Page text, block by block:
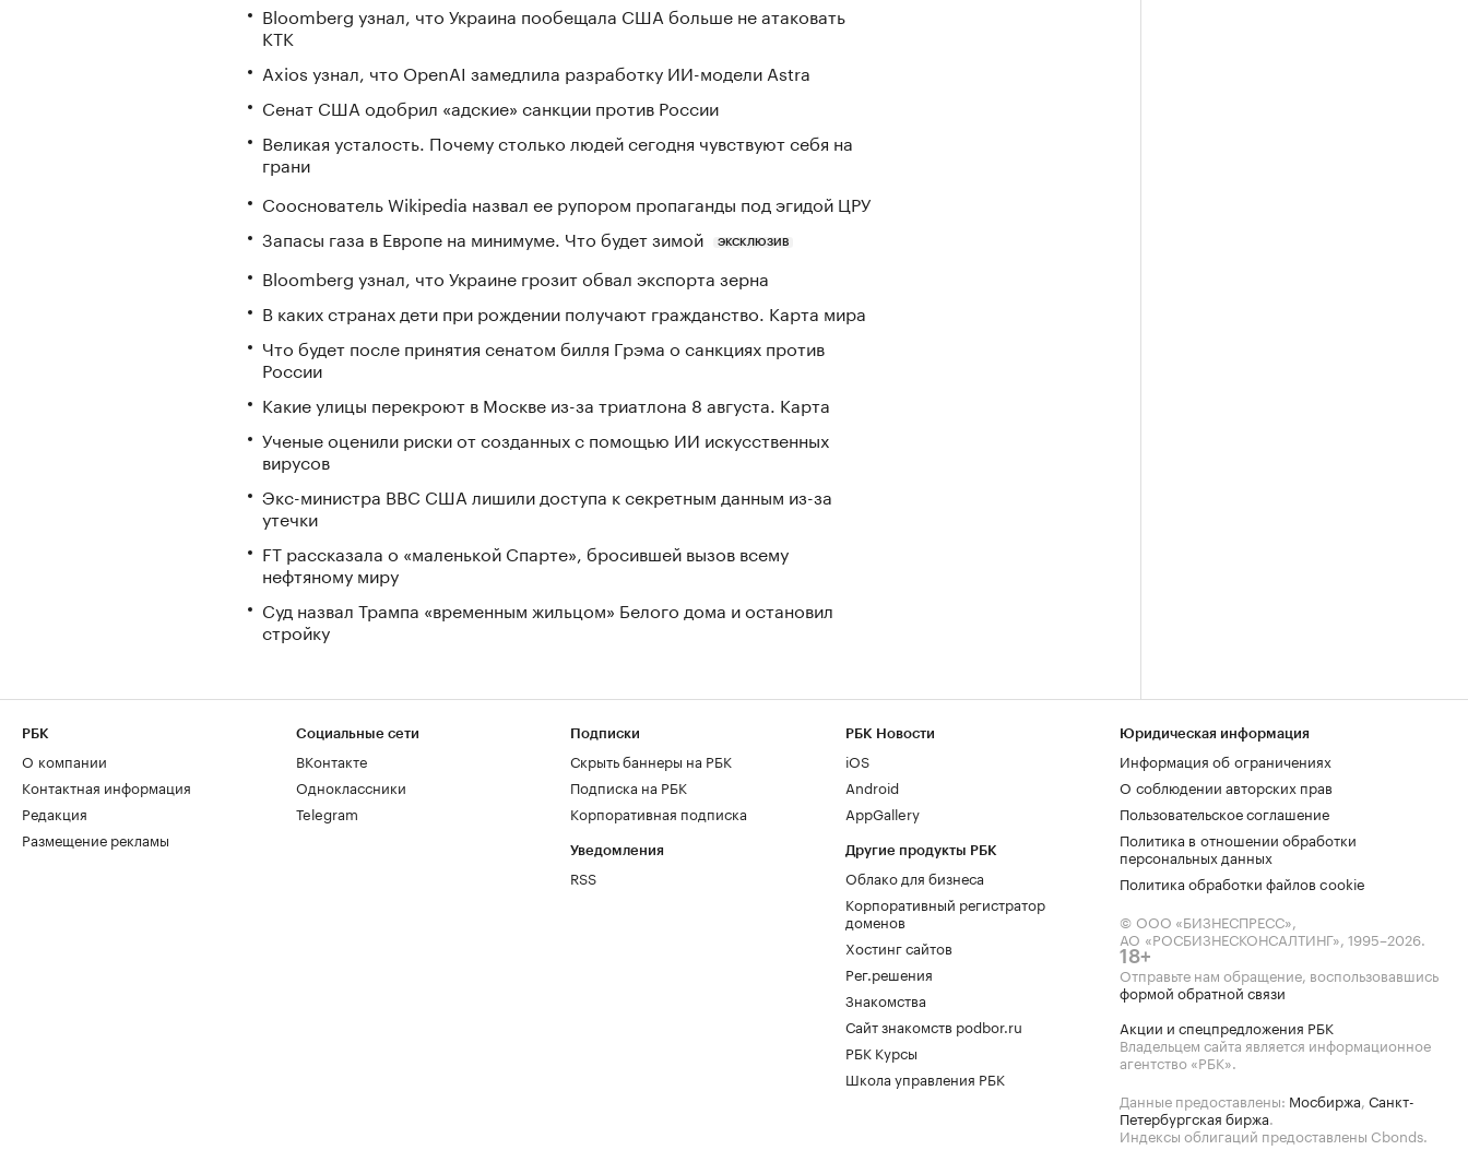
Bloomberg узнал, что Украина пообещала США больше не атаковать
КТК
Axios узнал, что OpenAI замедлила разработку ИИ-модели Astra
Сенат США одобрил «адские» санкции против России
Великая усталость. Почему столько людей сегодня чувствуют себя на
грани
Сооснователь Wikipedia назвал ее рупором пропаганды под эгидой ЦРУ
Запасы газа в Европе на минимуме. Что будет зимой
ЭКСКЛЮЗИВ
Bloomberg узнал, что Украине грозит обвал экспорта зерна
В каких странах дети при рождении получают гражданство. Карта мира
Что будет после принятия сенатом билля Грэма о санкциях против
России
Какие улицы перекроют в Москве из-за триатлона 8 августа. Карта
Ученые оценили риски от созданных с помощью ИИ искусственных
вирусов
Экс-министра ВВС США лишили доступа к секретным данным из-за
утечки
FT рассказала о «маленькой Спарте», бросившей вызов всему
нефтяному миру
Суд назвал Трампа «временным жильцом» Белого дома и остановил
стройку
РБК
О компании
Контактная информация
Редакция
Размещение рекламы
Социальные сети
ВКонтакте
Одноклассники
Telegram
Подписки
Скрыть баннеры на РБК
Подписка на РБК
Корпоративная подписка
Уведомления
RSS
РБК Новости
iOS
Android
AppGallery
Другие продукты РБК
Облако для бизнеса
Корпоративный регистратор
доменов
Хостинг сайтов
Рег.решения
Знакомства
Сайт знакомств podbor.ru
РБК Курсы
Школа управления РБК
Юридическая информация
Информация об ограничениях
О соблюдении авторских прав
Пользовательское соглашение
Политика в отношении обработки
персональных данных
Политика обработки файлов cookie
© ООО «БИЗНЕСПРЕСС»,
АО «РОСБИЗНЕСКОНСАЛТИНГ», 1995–2026.
18+
Отправьте нам обращение, воспользовавшись
формой обратной связи
Акции и спецпредложения РБК
Владельцем сайта является информационное
агентство «РБК».
Данные предоставлены: Мосбиржа, Санкт-
Петербургская биржа.
Индексы облигаций предоставлены Cbonds.